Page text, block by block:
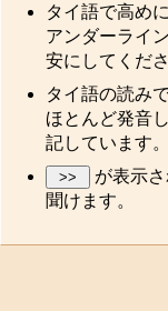
タイ語で高め
アンダーライ
安にしてくださ
タイ語の読み
ほとんど発音
記しています。
が表示
聞けます。